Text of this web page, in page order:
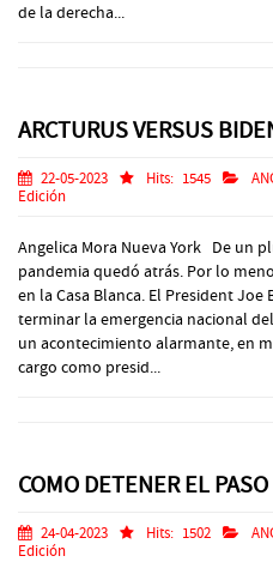
de la derecha...
ARCTURUS VERSUS
22-05-2023 Hits: 1545
Edición
Angelica Mora Nueva York De un
pandemia quedó atrás. Por lo
en la Casa Blanca. El President
terminar la emergencia nacional
un acontecimiento alarmante, en
cargo como presid...
COMO DETENER EL
24-04-2023 Hits: 1502
Edición